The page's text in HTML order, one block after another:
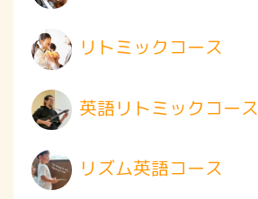
リトミックコース
英語リトミックコース
リズム英語コース